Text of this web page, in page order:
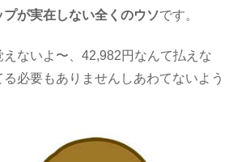
が実在しない全くのウソです。
えないよ〜、42,982円なんて払えな
必要もありませんしあわてないよう